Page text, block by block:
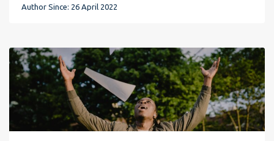
Author Since: 26 April 2022